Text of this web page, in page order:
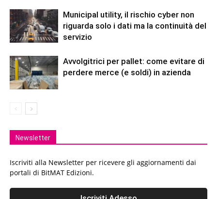
Municipal utility, il rischio cyber non
riguarda solo i dati ma la continuità del
servizio
Avvolgitrici per pallet: come evitare di
perdere merce (e soldi) in azienda
Newsletter
Iscriviti alla Newsletter per ricevere gli aggiornamenti dai
portali di BitMAT Edizioni.